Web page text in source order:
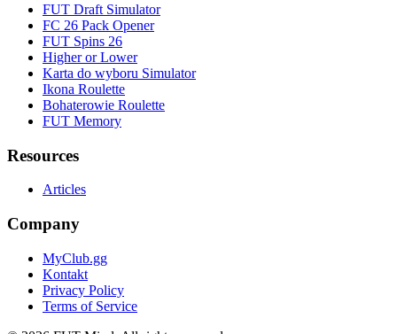
FUT Draft Simulator
FC 26 Pack Opener
FUT Spins 26
Higher or Lower
Karta do wyboru Simulator
Ikona Roulette
Bohaterowie Roulette
FUT Memory
Resources
Articles
Company
MyClub.gg
Kontakt
Privacy Policy
Terms of Service